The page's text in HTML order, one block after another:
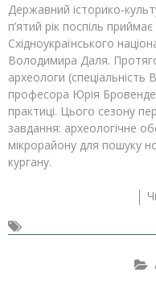
Державний історико-
п’ятий рік поспіль
Східноукраїнського
Володимира Даля.
археологи (спеціальність
професора Юрія
практиці. Цього сезону
завдання: археологічне
мікрорайону для пошуку
кургану.